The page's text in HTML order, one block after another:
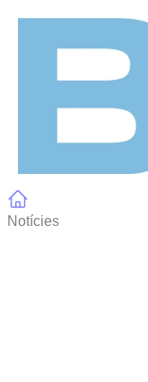
Notícies